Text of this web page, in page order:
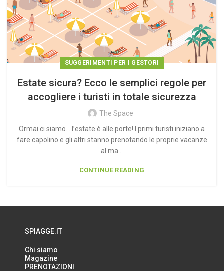
SUGGERIMENTI PER I GESTORI
Estate sicura? Ecco le semplici regole per
accogliere i turisti in totale sicurezza
The Space
Ormai ci siamo… l’estate è alle porte! I primi turisti iniziano a
fare capolino e gli altri stanno prenotando le proprie vacanze
al ma...
CONTINUE READING
SPIAGGE.IT
Chi siamo
Magazine
PRENOTAZIONI